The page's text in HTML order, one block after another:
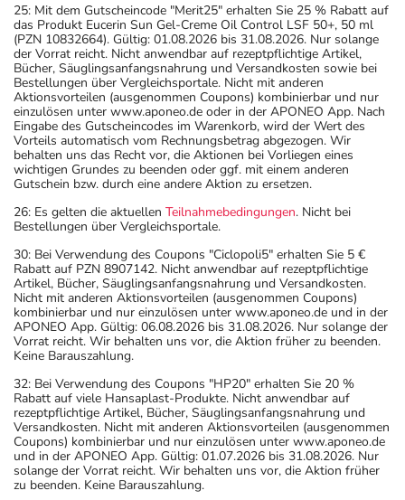
25: Mit dem Gutscheincode "Merit25" erhalten Sie 25 % Rabatt auf
das Produkt Eucerin Sun Gel-Creme Oil Control LSF 50+, 50 ml
(PZN 10832664). Gültig: 01.08.2026 bis 31.08.2026. Nur solange
der Vorrat reicht. Nicht anwendbar auf rezeptpflichtige Artikel,
Bücher, Säuglingsanfangsnahrung und Versandkosten sowie bei
Bestellungen über Vergleichsportale. Nicht mit anderen
Aktionsvorteilen (ausgenommen Coupons) kombinierbar und nur
einzulösen unter www.aponeo.de oder in der APONEO App. Nach
Eingabe des Gutscheincodes im Warenkorb, wird der Wert des
Vorteils automatisch vom Rechnungsbetrag abgezogen. Wir
behalten uns das Recht vor, die Aktionen bei Vorliegen eines
wichtigen Grundes zu beenden oder ggf. mit einem anderen
Gutschein bzw. durch eine andere Aktion zu ersetzen.
26: Es gelten die aktuellen Teilnahmebedingungen. Nicht bei
Bestellungen über Vergleichsportale.
30: Bei Verwendung des Coupons "Ciclopoli5" erhalten Sie 5 €
Rabatt auf PZN 8907142. Nicht anwendbar auf rezeptpflichtige
Artikel, Bücher, Säuglingsanfangsnahrung und Versandkosten.
Nicht mit anderen Aktionsvorteilen (ausgenommen Coupons)
kombinierbar und nur einzulösen unter www.aponeo.de und in der
APONEO App. Gültig: 06.08.2026 bis 31.08.2026. Nur solange der
Vorrat reicht. Wir behalten uns vor, die Aktion früher zu beenden.
Keine Barauszahlung.
32: Bei Verwendung des Coupons "HP20" erhalten Sie 20 %
Rabatt auf viele Hansaplast-Produkte. Nicht anwendbar auf
rezeptpflichtige Artikel, Bücher, Säuglingsanfangsnahrung und
Versandkosten. Nicht mit anderen Aktionsvorteilen (ausgenommen
Coupons) kombinierbar und nur einzulösen unter www.aponeo.de
und in der APONEO App. Gültig: 01.07.2026 bis 31.08.2026. Nur
solange der Vorrat reicht. Wir behalten uns vor, die Aktion früher
zu beenden. Keine Barauszahlung.